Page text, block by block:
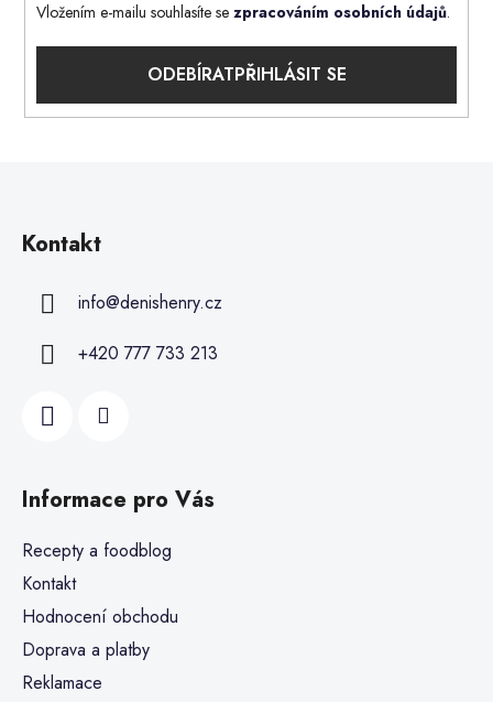
Vložením e-mailu souhlasíte se zpracováním osobních údajů.
PŘIHLÁSIT SE
Kontakt
info@denishenry.cz
+420 777 733 213
Informace pro Vás
Recepty a foodblog
Kontakt
Hodnocení obchodu
Doprava a platby
Reklamace